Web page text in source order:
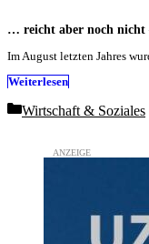
… reicht aber noch nicht
Im August letzten Jahres
Weiterlesen
Categories
Wirtschaft & Soziales